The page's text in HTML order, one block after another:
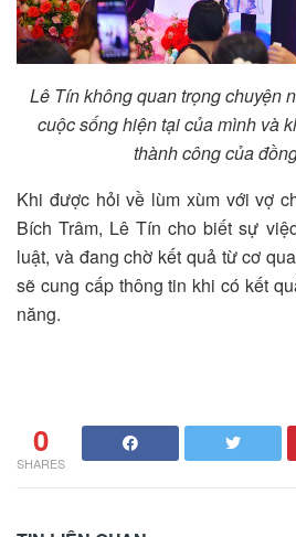
Lê Tín không quan trọng chuyện
cuộc sống hiện tại của mình và
thành công của
Khi được hỏi về lùm xùm với vợ
Bích Trâm, Lê Tín cho biết sự
luật, và đang chờ kết quả từ cơ
sẽ cung cấp thông tin khi có kết
năng.
0
SHARES